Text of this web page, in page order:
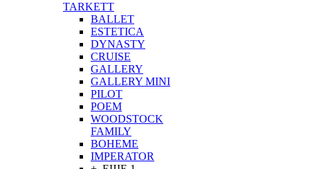
TARKETT
BALLET
ESTETICA
DYNASTY
CRUISE
GALLERY
GALLERY MINI
PILOT
POEM
WOODSTOCK
FAMILY
BOHEME
IMPERATOR